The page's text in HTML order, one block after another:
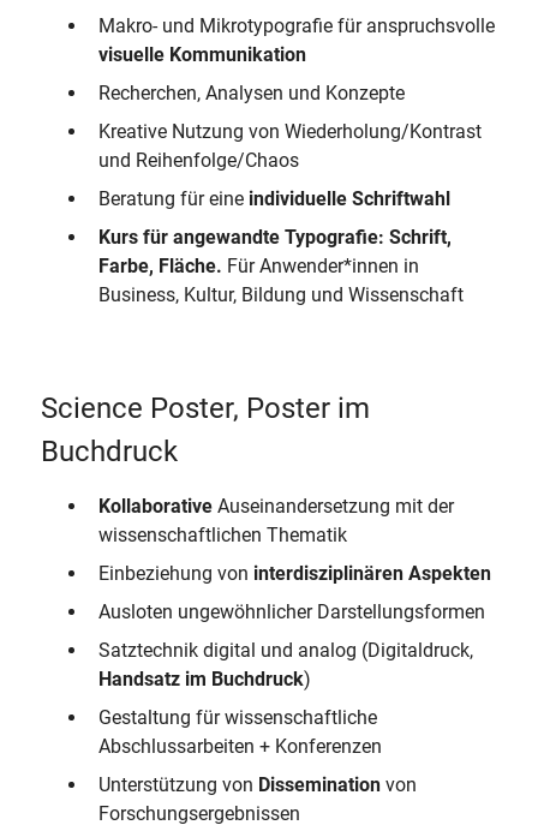
Makro- und Mikrotypografie für anspruchsvolle
visuelle Kommunikation
Recherchen, Analysen und Konzepte
Kreative Nutzung von Wiederholung/Kontrast
und Reihenfolge/Chaos
Beratung für eine individuelle Schriftwahl
Kurs für angewandte Typografie: Schrift,
Farbe, Fläche. Für Anwender*innen in
Business, Kultur, Bildung und Wissenschaft
Science Poster, Poster im
Buchdruck
Kollaborative Auseinandersetzung mit der
wissenschaftlichen Thematik
Einbeziehung von interdisziplinären Aspekten
Ausloten ungewöhnlicher Darstellungsformen
Satztechnik digital und analog (Digitaldruck,
Handsatz im Buchdruck)
Gestaltung für wissenschaftliche
Abschlussarbeiten + Konferenzen
Unterstützung von Dissemination von
Forschungsergebnissen